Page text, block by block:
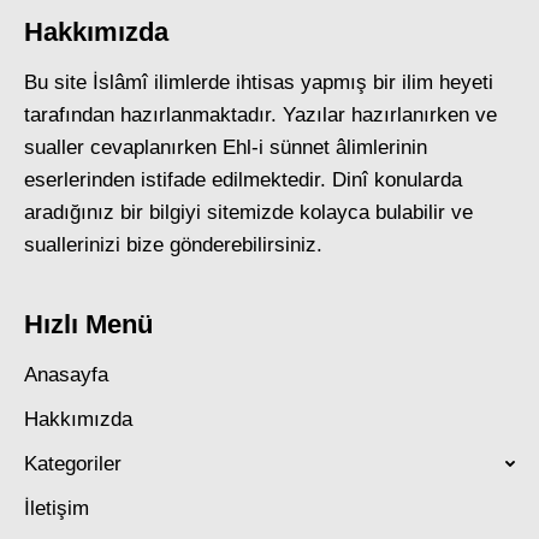
Hakkımızda
Bu site İslâmî ilimlerde ihtisas yapmış bir ilim heyeti
tarafından hazırlanmaktadır. Yazılar hazırlanırken ve
sualler cevaplanırken Ehl-i sünnet âlimlerinin
eserlerinden istifade edilmektedir. Dinî konularda
aradığınız bir bilgiyi sitemizde kolayca bulabilir ve
suallerinizi bize gönderebilirsiniz.
Hızlı Menü
Anasayfa
Hakkımızda
Kategoriler
İletişim